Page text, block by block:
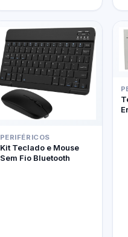
PERIFÉRICOS
Kit Teclado e Mouse
Sem Fio Bluetooth